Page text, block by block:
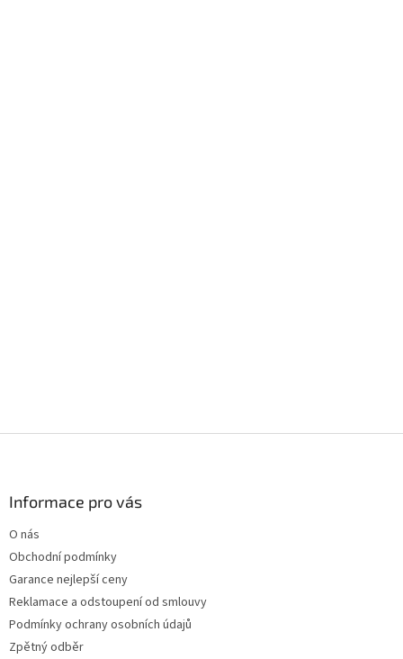
Informace pro vás
O nás
Obchodní podmínky
Garance nejlepší ceny
Reklamace a odstoupení od smlouvy
Podmínky ochrany osobních údajů
Zpětný odběr